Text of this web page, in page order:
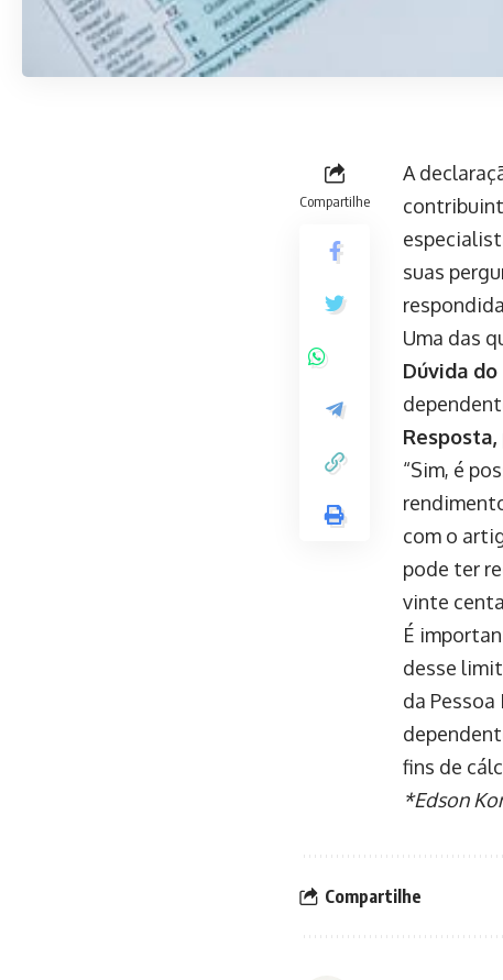
Compartilhe
A
suas
Uma das
Dúvida
“Sim, é
com o
pode ter
vinte
É
desse
da
fins de
*Edson
Compartilhe